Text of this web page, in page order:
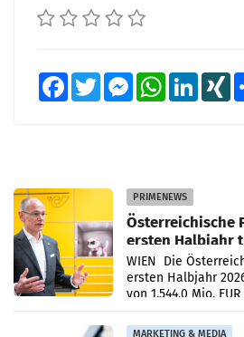
FacebookTwitter MessengerWhatsAppLinkedIn
PRIMENEWS
Österreichische
ersten Halbjahr
Briefgeschäft
WIEN Die
ersten Halbjahr
von 1.544,0 Mio.
einem Plus von 3,8
Vergleichszeitraum
MARKETING & MEDIA